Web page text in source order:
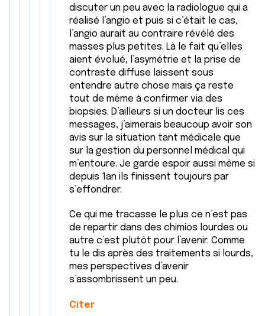
discuter un peu avec la radiologue qui a
réalisé l’angio et puis si c’était le cas,
l’angio aurait au contraire révélé des
masses plus petites. Là le fait qu’elles
aient évolué, l’asymétrie et la prise de
contraste diffuse laissent sous
entendre autre chose mais ça reste
tout de même à confirmer via des
biopsies. D’ailleurs si un docteur lis ces
messages, j’aimerais beaucoup avoir son
avis sur la situation tant médicale que
sur la gestion du personnel médical qui
m’entoure. Je garde espoir aussi même si
depuis 1an ils finissent toujours par
s’effondrer.
Ce qui me tracasse le plus ce n’est pas
de repartir dans des chimios lourdes ou
autre c’est plutôt pour l’avenir. Comme
tu le dis après des traitements si lourds,
mes perspectives d’avenir
s’assombrissent un peu.
Citer